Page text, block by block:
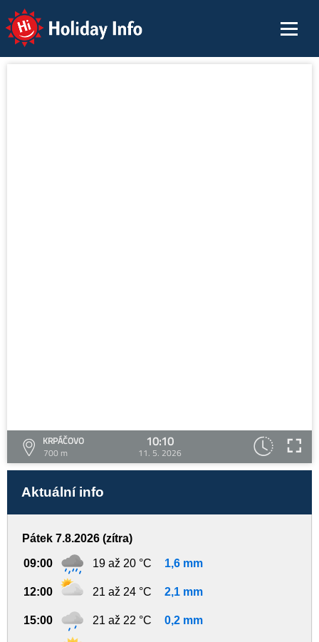
Holiday Info
KRPÁČOVO
700 m
10:10
11. 5. 2026
Aktuální info
Pátek 7.8.2026 (zítra)
09:00 19 až 20 °C 1,6 mm
12:00 21 až 24 °C 2,1 mm
15:00 21 až 22 °C 0,2 mm